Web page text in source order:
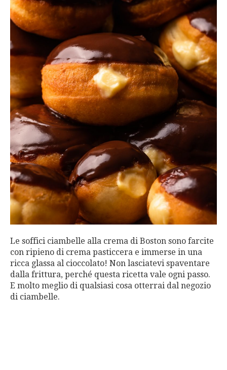
Le soffici ciambelle alla crema di Boston sono farcite
con ripieno di crema pasticcera e immerse in una
ricca glassa al cioccolato! Non lasciatevi spaventare
dalla frittura, perché questa ricetta vale ogni passo.
E molto meglio di qualsiasi cosa otterrai dal negozio
di ciambelle.